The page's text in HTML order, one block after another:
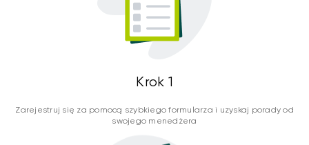
Krok 1
Zarejestruj się za pomocą szybkiego formularza i uzyskaj porady od
swojego menedżera